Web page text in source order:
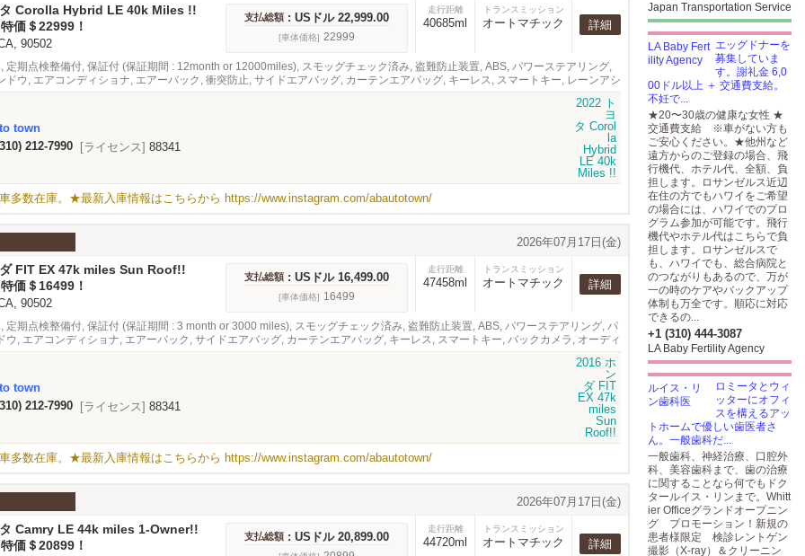
Corolla Hybrid LE 40k Miles !!
価＄22999！
90502
支払総額 : USドル 22,999.00
[車体価格] 22999
走行距離
40685ml
トランスミッション
オートマチック 詳細
定期点検整備付, 保証付 (保証期間 : 12month or 12000miles), スモッグチェック済み, 盗難防止装置, ABS, パワーステアリング,
ドウ, エアコンディショナ, エアーバック, 衝突防止, サイドエアバッグ, カーテンエアバッグ, キーレス, スマートキー, レーンアシ
メラ, パーキングセンサー, ブラインドスポットモニター, 緊急ブレーキシステム, オーディオ, スモークフィルム
town
212-7990
[ライセンス] 88341
多数在庫。★最新入庫情報はこちらから https://www.instagram.com/abautotown/
2026年07月17日(金)
FIT EX 47k miles Sun Roof!!
価＄16499！
90502
支払総額 : USドル 16,499.00
[車体価格] 16499
走行距離
47458ml
トランスミッション
オートマチック 詳細
定期点検整備付, 保証付 (保証期間 : 3 month or 3000 miles), スモッグチェック済み, 盗難防止装置, ABS, パワーステアリング, パ
ウ, エアコンディショナ, エアーバック, サイドエアバッグ, カーテンエアバッグ, キーレス, スマートキー, バックカメラ, オーディ
, スモークフィルム
town
212-7990
[ライセンス] 88341
多数在庫。★最新入庫情報はこちらから https://www.instagram.com/abautotown/
2026年07月17日(金)
Camry LE 44k miles 1-Owner!!
価＄20899！
支払総額 : USドル 20,899.00
走行距離
44720ml
トランスミッション
オートマチック 詳細
Japan Transportation Service
エッグドナーを
募集していま
す。謝礼金 6,0
00ドル以上 ＋ 交通費支給。
不妊で...
★20〜30歳の健康な女性 ★
交通費支給 ※車がない方も
ご安心ください。★他州など
遠方からのご登録の場合、飛
行機代、ホテル代、全額、負
担します。ロサンゼルス近辺
在住の方でもハワイをご希望
の場合には、ハワイでのプロ
グラム参加が可能です。飛行
機代やホテル代はこちらで負
担します。ロサンゼルスで
も、ハワイでも、総合病院と
のつながりもあるので、万が
一の時のケアやバックアップ
体制も万全です。順応に対応
できるの...
+1 (310) 444-3087
LA Baby Fertility Agency
ロミータとウィ
ッターにオフィ
スを構えるアッ
トホームで優しい歯医者さ
ん。一般歯科だ...
一般歯科、神経治療、口腔外
科、美容歯科まで、歯の治療
に関することなら何でもドク
タールイス・リンまで。Whitt
ier Officeグランドオープニン
グ プロモーション！新規の
患者様限定 検診レントゲン
撮影（X-ray）＆クリーニン